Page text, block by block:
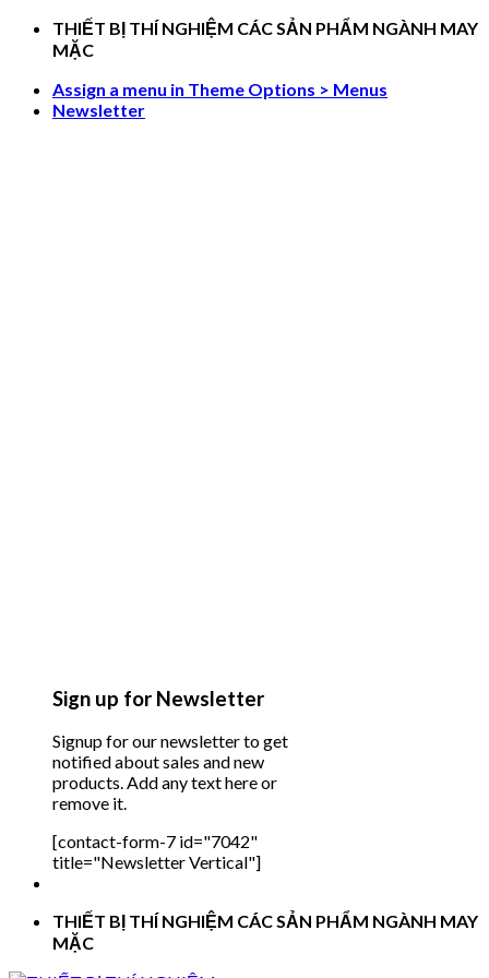
Skip
THIẾT BỊ THÍ NGHIỆM CÁC SẢN PHẨM NGÀNH MAY
MẶC
Assign a menu in Theme Options > Menus
Newsletter
Sign up for Newsletter
Signup for our newsletter to get
notified about sales and new
products. Add any text here or
remove it.
[contact-form-7 id="7042"
title="Newsletter Vertical"]
THIẾT BỊ THÍ NGHIỆM CÁC SẢN PHẨM NGÀNH MAY
MẶC